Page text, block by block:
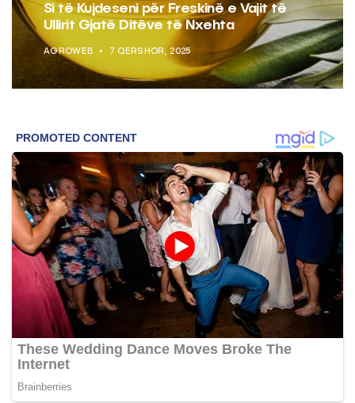
Si të Kujdeseni për Freskinë e Vajit të
Ullirit Gjatë Ditëve të Nxehta
AGROWEB 7 QERSHOR, 2025